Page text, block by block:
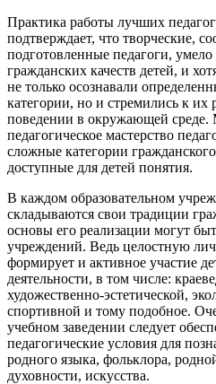
Практика работы лучших
подтверждает, что творческие,
подготовленные педагоги,
гражданских качеств детей, и
не только осознавали
категории, но и стремились к их
поведении в окружающей
педагогическое мастерство
сложные категории
доступные для детей понятия.
В каждом образовательном
складываются свои традиции
основы его реализации могут
учреждений. Ведь целостную
формирует и активное участие
деятельности, в том числе:
художественно-эстетической,
спортивной и тому подобное.
учебном заведении следует
педагогические условия для
родного языка, фольклора,
духовности, искусства.